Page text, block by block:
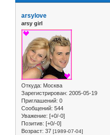
arsylove
arsy girl
Откуда: Москва
Зарегистрирован: 2005-05-19
Приглашений: 0
Сообщений: 544
Уважение: [+0/-0]
Позитив: [+0/-0]
Возраст: 37 [1989-07-04]